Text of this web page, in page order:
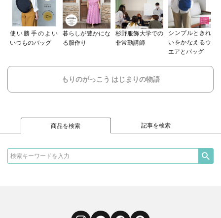
使い勝手のよい
いつものバッグ
暮らしが豊かにな
る服作り
杉野服飾大学での
非常勤講師
シンプルときれ
いをかなえるウ
エアとバッグ
もりのがっこう はじまりの物語
商品を検索 記事を検索